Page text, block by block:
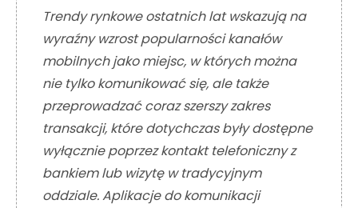
Trendy rynkowe ostatnich lat wskazują na
wyraźny wzrost popularności kanałów
mobilnych jako miejsc, w których można
nie tylko komunikować się, ale także
przeprowadzać coraz szerszy zakres
transakcji, które dotychczas były dostępne
wyłącznie poprzez kontakt telefoniczny z
bankiem lub wizytę w tradycyjnym
oddziale. Aplikacje do komunikacji